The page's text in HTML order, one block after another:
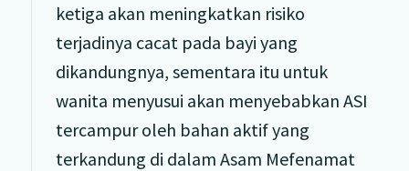
ketiga akan meningkatkan risiko
terjadinya cacat pada bayi yang
dikandungnya, sementara itu untuk
wanita menyusui akan menyebabkan ASI
tercampur oleh bahan aktif yang
terkandung di dalam Asam Mefenamat